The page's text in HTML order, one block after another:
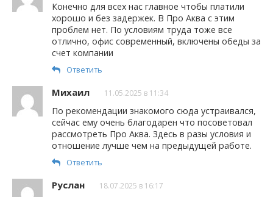
Конечно для всех нас главное чтобы платили
хорошо и без задержек. В Про Аква с этим
проблем нет. По условиям труда тоже все
отлично, офис современный, включены обеды за
счет компании
Ответить
Михаил 11.05.2025 в 11:34
По рекомендации знакомого сюда устраивался,
сейчас ему очень благодарен что посоветовал
рассмотреть Про Аква. Здесь в разы условия и
отношение лучше чем на предыдущей работе.
Ответить
Руслан 18.07.2025 в 16:17